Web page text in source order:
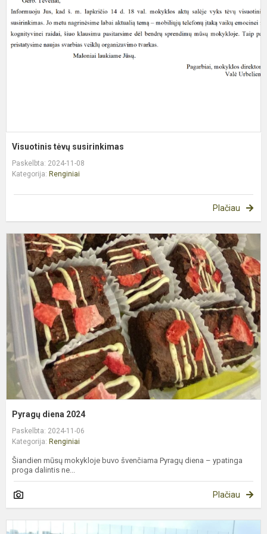
Visuotinis tėvų susirinkimas
Paskelbta: 2024-11-08
Kategorija: Renginiai
Plačiau
Pyragų diena 2024
Paskelbta: 2024-11-06
Kategorija: Renginiai
Šiandien mūsų mokykloje buvo švenčiama Pyragų diena – ypatinga
proga dalintis ne...
Plačiau